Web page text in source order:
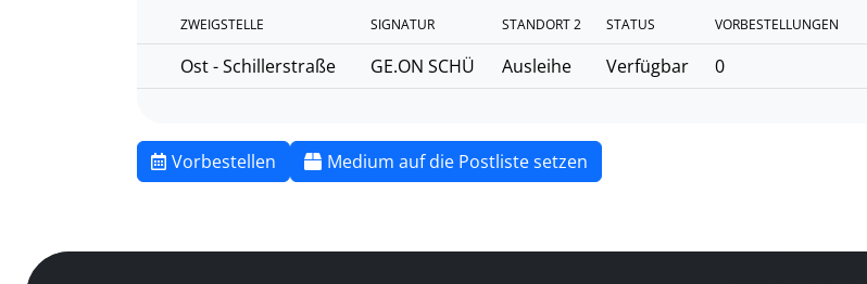
ZWEIGSTELLE SIGNATUR STANDORT 2 STATUS VORBESTELLUNGEN
Ost - Schillerstraße GE.ON SCHÜ Ausleihe Verfügbar 0
Vorbestellen Medium auf die Postliste setzen